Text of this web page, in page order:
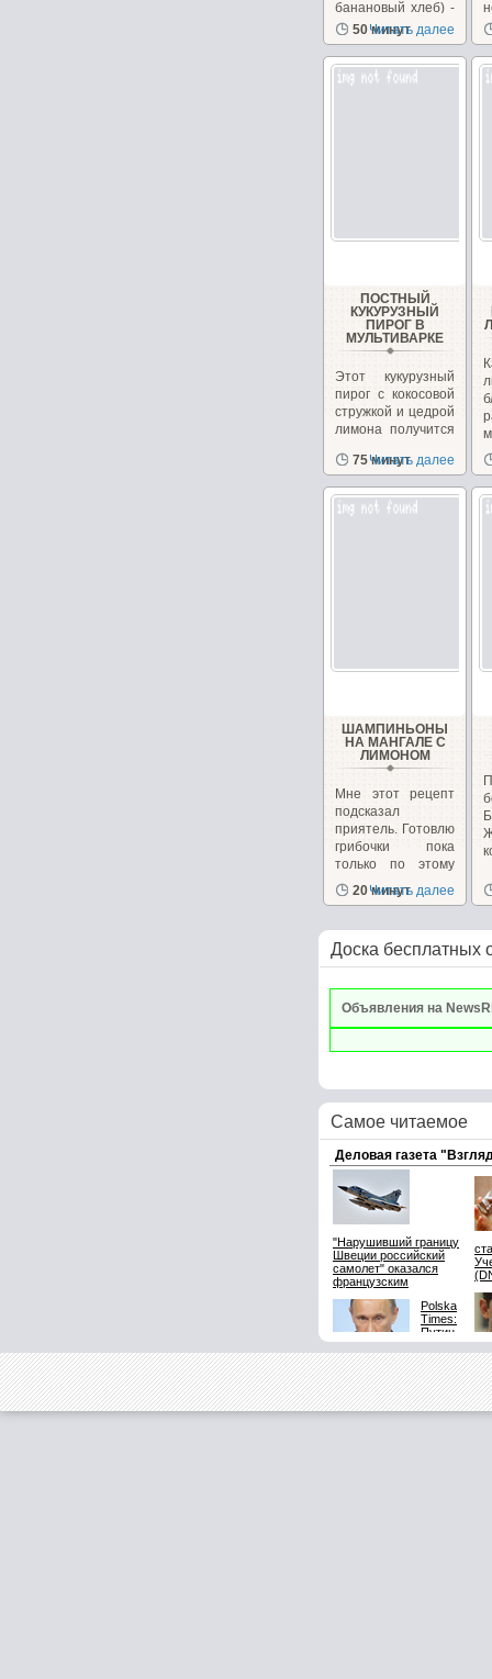
банановый хлеб) -
довольно
популярный
десерт в Индии....
50 минут
Читать далее
ПОСТНЫЙ
КУКУРУЗНЫЙ
ПИРОГ В
МУЛЬТИВАРКЕ
Этот кукурузный
пирог с кокосовой
стружкой и цедрой
лимона получится
75 минут
Читать далее
ШАМПИНЬОНЫ
НА МАНГАЛЕ С
ЛИМОНОМ
Мне этот рецепт
подсказал
приятель. Готовлю
грибочки пока
только по этому
рецепту...
20 минут
Читать далее
Доска бесплатных
Объявления на
Самое читаемое